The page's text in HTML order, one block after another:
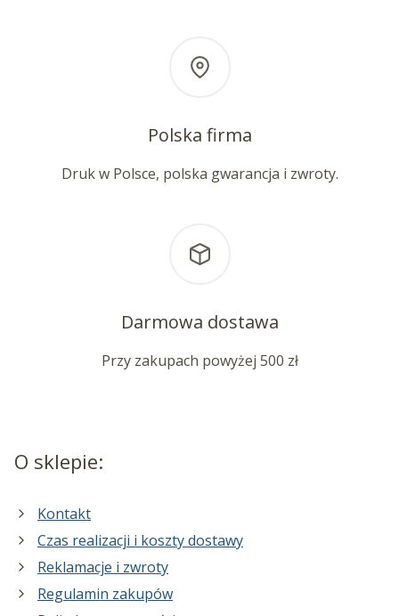
Polska firma
Druk w Polsce, polska gwarancja i zwroty.
Darmowa dostawa
Przy zakupach powyżej 500 zł
O sklepie:
Kontakt
Czas realizacji i koszty dostawy
Reklamacje i zwroty
Regulamin zakupów